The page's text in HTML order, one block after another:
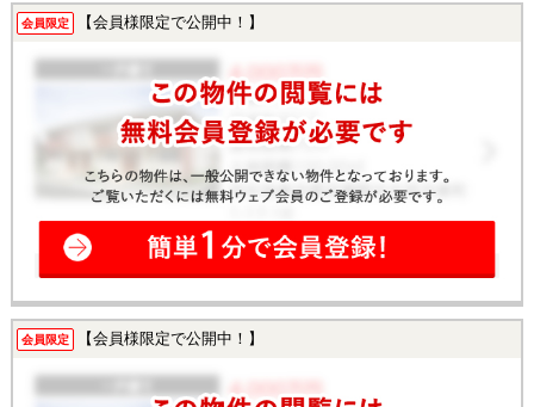
会員限定 【会員様限定で公開中！】
会員限定 【会員様限定で公開中！】